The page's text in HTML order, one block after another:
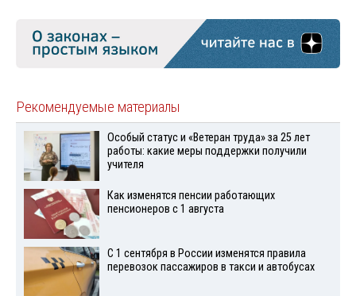
Рекомендуемые материалы
Особый статус и «Ветеран труда» за 25 лет
работы: какие меры поддержки получили
учителя
Как изменятся пенсии работающих
пенсионеров с 1 августа
С 1 сентября в России изменятся правила
перевозок пассажиров в такси и автобусах